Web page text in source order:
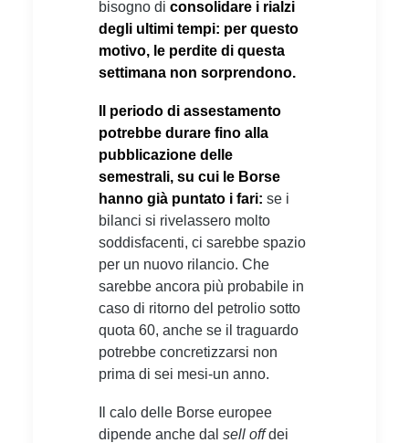
bisogno di consolidare i rialzi
degli ultimi tempi: per questo
motivo, le perdite di questa
settimana non sorprendono.
Il periodo di assestamento
potrebbe durare fino alla
pubblicazione delle
semestrali, su cui le Borse
hanno già puntato i fari: se i
bilanci si rivelassero molto
soddisfacenti, ci sarebbe spazio
per un nuovo rilancio. Che
sarebbe ancora più probabile in
caso di ritorno del petrolio sotto
quota 60, anche se il traguardo
potrebbe concretizzarsi non
prima di sei mesi-un anno.
Il calo delle Borse europee
dipende anche dal sell offdei